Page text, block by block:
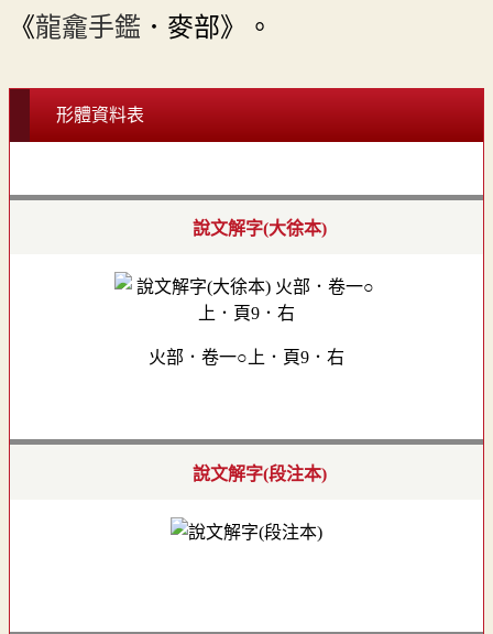
《龍龕手鑑 ．麥部》。
形體資料表
說文解字(大徐本)
火部．卷一○上．頁9．右
說文解字(段注本)